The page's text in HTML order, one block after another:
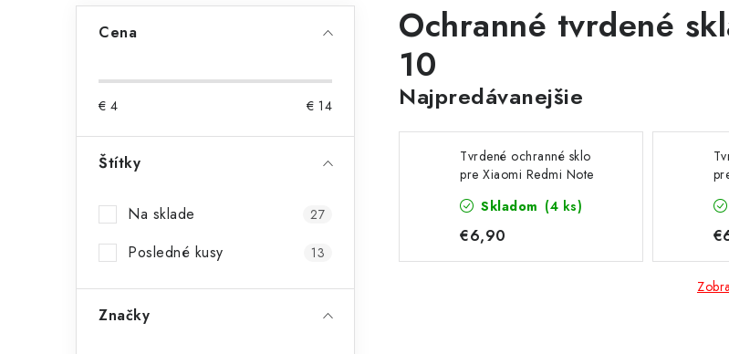
n
e
Cena
€ 4 € 14
Štítky
Na sklade 27
Posledné kusy 13
Značky
Ochranné tvrdené
10
Najpredávanejšie
Tvrdené ochranné sklo
pre Xiaomi Redmi Note
Skladom (4 ks)
€6,90